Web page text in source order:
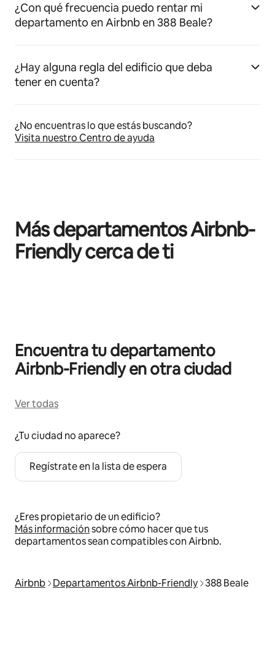
¿Con qué frecuencia puedo rentar mi
departamento en Airbnb en 388 Beale?
¿Hay alguna regla del edificio que deba
tener en cuenta?
¿No encuentras lo que estás buscando?
Visita nuestro Centro de ayuda
Más departamentos Airbnb-
Friendly cerca de ti
Encuentra tu departamento
Airbnb-Friendly en otra ciudad
Ver todas
¿Tu ciudad no aparece?
Regístrate en la lista de espera
¿Eres propietario de un edificio?
Más informaciónsobre cómo hacer que tus
departamentos sean compatibles con Airbnb.
Airbnb Departamentos Airbnb-Friendly 388 Beale